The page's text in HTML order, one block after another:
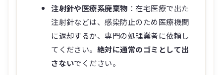
注射針や医療系廃棄物 ：在宅医療で出た
注射針などは、感染防止のため医療機関
に返却するか、専門の処理業者に依頼し
てください。 絶対に通常のゴミとして出
さないでください。